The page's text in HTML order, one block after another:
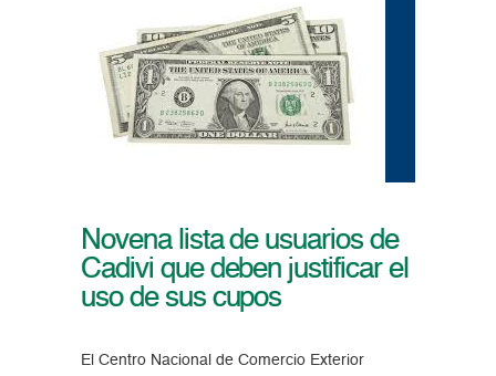
Novena lista de usuarios de
Cadivi que deben justificar el
uso de sus cupos
El Centro Nacional de Comercio Exterior